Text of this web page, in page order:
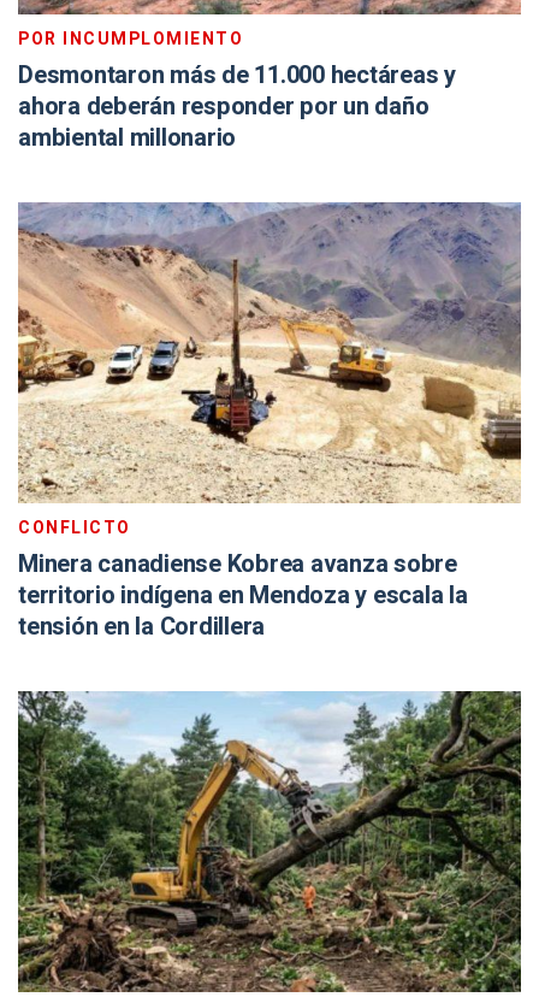
POR INCUMPLOMIENTO
Desmontaron más de 11.000 hectáreas y
ahora deberán responder por un daño
ambiental millonario
CONFLICTO
Minera canadiense Kobrea avanza sobre
territorio indígena en Mendoza y escala la
tensión en la Cordillera